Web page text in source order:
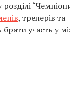
, тренерів та
участь у